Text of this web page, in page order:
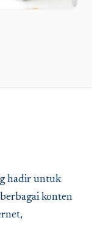
hadir untuk
konten